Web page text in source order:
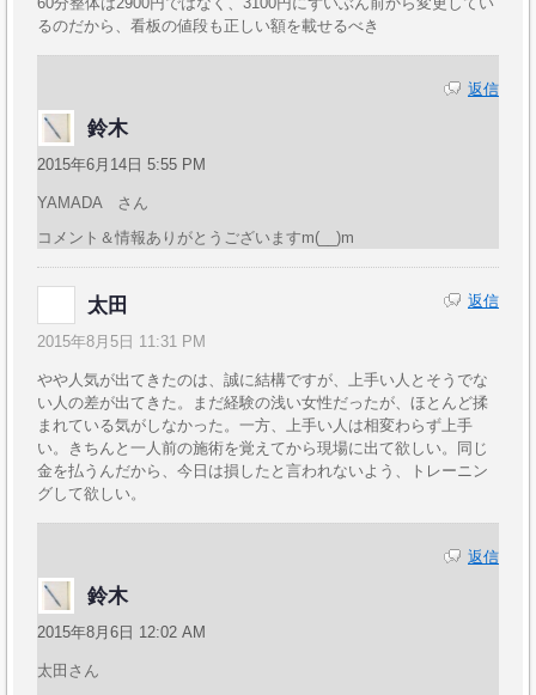
るのだから、看板の値段も正しい額を載せるべき
鈴木
2015年6月14日 5:55 PM
YAMADA さん
コメント＆情報ありがとうございますm(__)m
返信
太田
2015年8月5日 11:31 PM
やや人気が出てきたのは、誠に結構ですが、上手い人とそうでな
い人の差が出てきた。まだ経験の浅い女性だったが、ほとんど揉
まれている気がしなかった。一方、上手い人は相変わらず上手
い。きちんと一人前の施術を覚えてから現場に出て欲しい。同じ
金を払うんだから、今日は損したと言われないよう、トレーニン
グして欲しい。
返信
鈴木
2015年8月6日 12:02 AM
太田さん
返信